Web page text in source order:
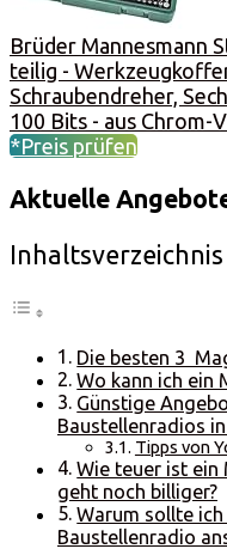
Brüder Mannesmann
teilig -
Schraubendreher,
100 Bits - aus Chrom-
*Preis prüfen
Aktuelle
Inhaltsverzeichnis
Die besten 3
Wo kann ich ein
Günstige
Baustellenradios
Tipps von
Wie teuer ist ein
geht noch billiger?
Warum sollte
Baustellenradio